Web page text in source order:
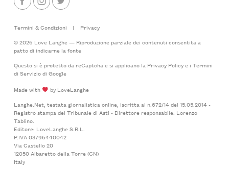
Termini & Condizioni |
Privacy
© 2026 Love Langhe — Riproduzione parziale dei contenuti consentita a
patto di indicarne la fonte
Questo si è protetto da reCaptcha e si applicano la Privacy Policye i Termini
di Serviziodi Google
Made with
by LoveLanghe
Langhe.Net, testata giornalistica online, iscritta al n.672/14 del 15.05.2014 -
Registro stampa del Tribunale di Asti - Direttore responsabile: Lorenzo
Tablino.
Editore: LoveLanghe S.R.L.
P.IVA 03796440042
Via Castello 20
12050 Albaretto della Torre (CN)
Italy